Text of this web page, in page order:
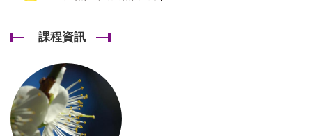
課程資訊